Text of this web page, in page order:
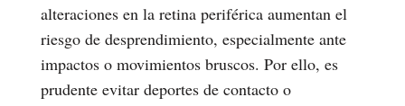
alteraciones en la retina periférica aumentan el
riesgo de desprendimiento, especialmente ante
impactos o movimientos bruscos. Por ello, es
prudente evitar deportes de contacto o